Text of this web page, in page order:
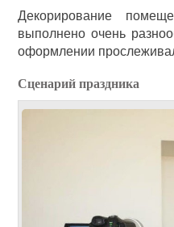
Декорирование
выполнено очень
оформлении
Сценарий праздника